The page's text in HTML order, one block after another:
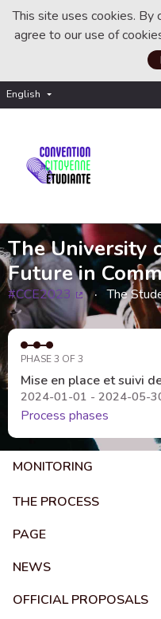
This site uses cookies.
agree to our use of
English Choisir la langue
The University
Future in
#CCE2023
(External link)
The
PHASE 3 OF 3
Mise en place et suivi
2024-01-01 - 2024-05-
Process phases
MONITORING
THE PROCESS
PAGE
NEWS
OFFICIAL PROPOSALS